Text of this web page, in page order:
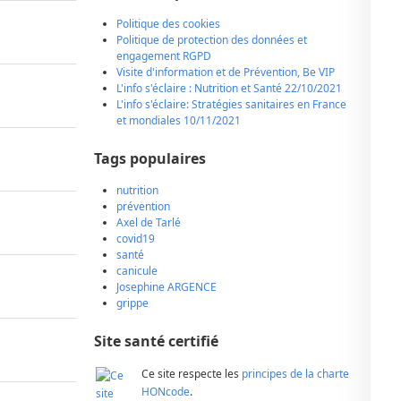
Politique des cookies
Politique de protection des données et
engagement RGPD
Visite d'information et de Prévention, Be VIP
L'info s'éclaire : Nutrition et Santé 22/10/2021
L'info s'éclaire: Stratégies sanitaires en France
et mondiales 10/11/2021
Tags populaires
nutrition
prévention
Axel de Tarlé
covid19
santé
canicule
Josephine ARGENCE
grippe
Site santé certifié
Ce site respecte les principes de la charte
HONcode.